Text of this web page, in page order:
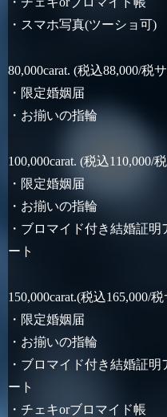
・スマホ写真(ツーショ可)
80,000carat. (税込88,000/税
・限定婚姻届
・お揃いの指輪
100,000carat. (税込110,000/
・限定婚姻届
・お揃いの指輪
・ブロマイド付き結婚証明
ート
150,000carat.(税込165,000/
・限定婚姻届
・お揃いの指輪
・ブロマイド付き結婚証明
ート
・チェキorブロマイド帳